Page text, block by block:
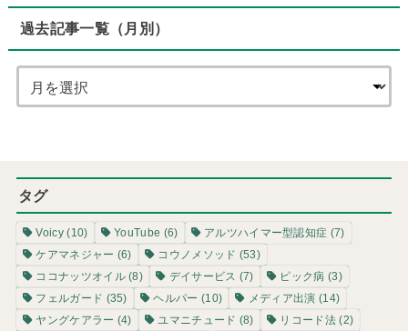
過去記事一覧（月別）
タグ
Voicy(10) YouTube (6) アルツハイマー型認知症 (7)
ケアマネジャー (6) コウノメソッド (53)
ココナッツオイル(8) デイサービス (7) ピック病 (3)
フェルガード (35) ヘルパー (10) メディア出演 (14)
ヤングケアラー (4) ユマニチュード (8) リコード法(2)